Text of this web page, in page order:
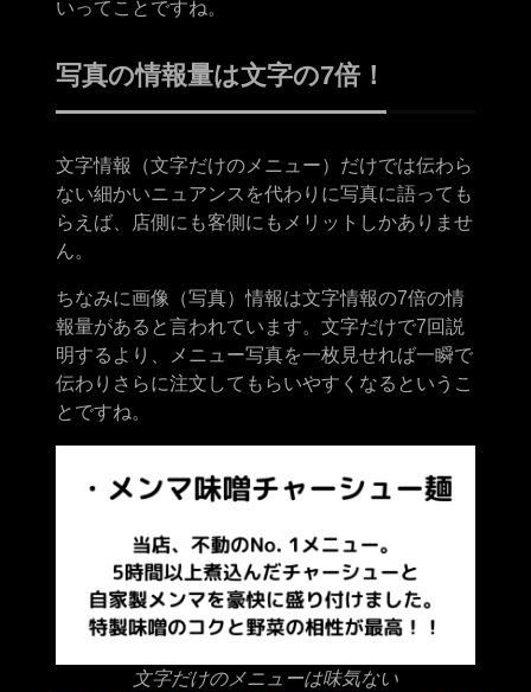
いってことですね。
写真の情報量は文字の7倍！
文字情報（文字だけのメニュー）だけでは伝わら
ない細かいニュアンスを代わりに写真に語っても
らえば、店側にも客側にもメリットしかありませ
ん。
ちなみに画像（写真）情報は文字情報の7倍の情
報量があると言われています。文字だけで7回説
明するより、メニュー写真を一枚見せれば一瞬で
伝わりさらに注文してもらいやすくなるというこ
とですね。
文字だけのメニューは味気ない